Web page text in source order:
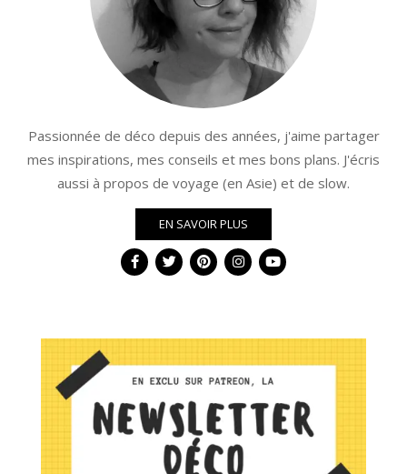
Passionnée de déco depuis des années, j'aime partager
mes inspirations, mes conseils et mes bons plans. J'écris
aussi à propos de voyage (en Asie) et de slow.
EN SAVOIR PLUS